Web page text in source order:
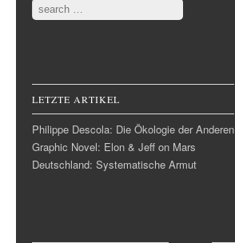
Search
LETZTE ARTIKEL
Philippe Descola: Die Ökologie der Anderen
Graphic Novel: Elon & Jeff on Mars
Deutschland: Systematische Armut